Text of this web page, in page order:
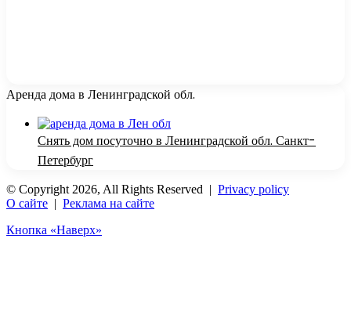
Аренда дома в Ленинградской обл.
Снять дом посуточно в Ленинградской обл. Санкт-
Петербург
© Copyright 2026, All Rights Reserved | Privacy policy
О сайте | Реклама на сайте
Кнопка «Наверх»